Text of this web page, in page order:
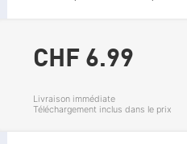
CHF 6.99
Livraison immédiate
Téléchargement inclus dans le prix